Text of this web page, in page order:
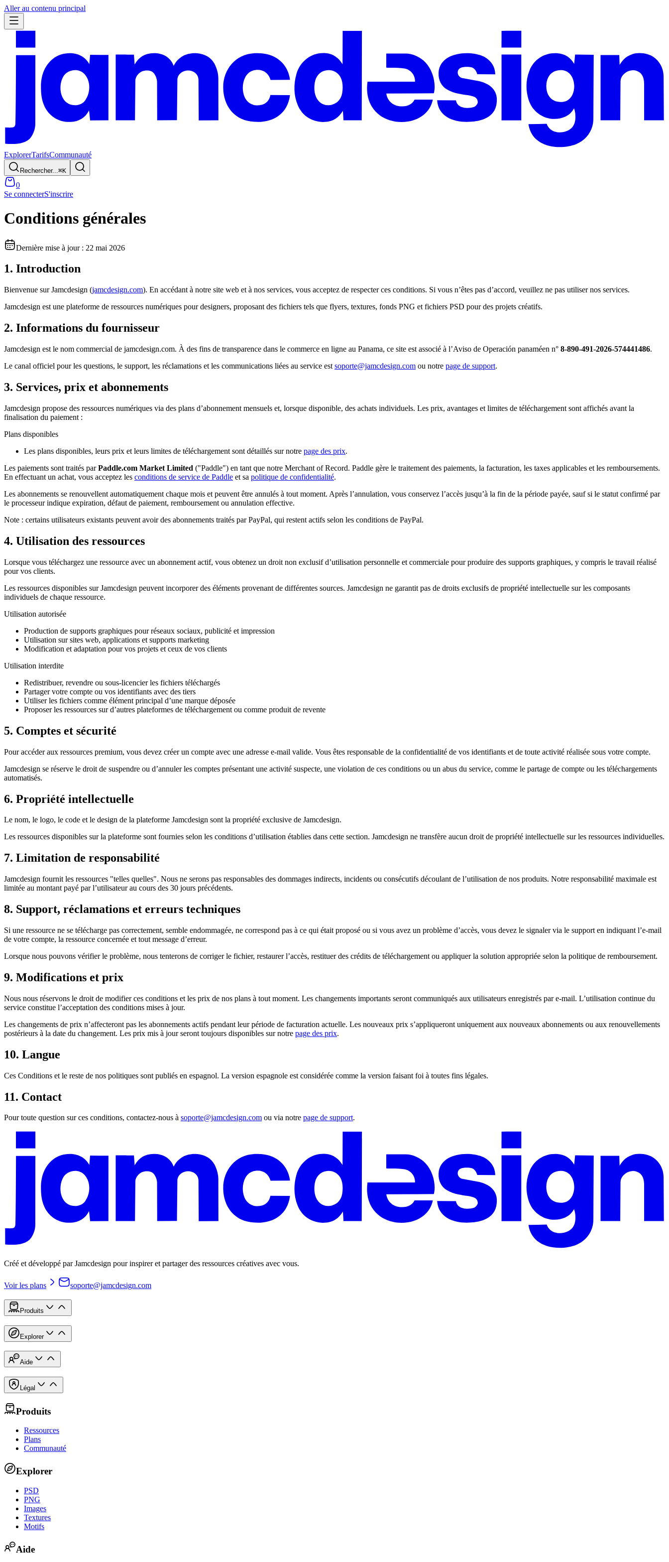
Aller au contenu principal
ExplorerTarifsCommunauté
Rechercher... ⌘K
0
Se connecterS'inscrire
Conditions générales
Dernière mise à jour : 22 mai 2026
1. Introduction
Bienvenue sur Jamcdesign (jamcdesign.com). En accédant à notre site web et à nos services, vous acceptez de respecter ces conditions. Si vous n’êtes pas d’accord, veuillez ne pas utiliser nos services.
Jamcdesign est une plateforme de ressources numériques pour designers, proposant des fichiers tels que flyers, textures, fonds PNG et fichiers PSD pour des projets créatifs.
2. Informations du fournisseur
Jamcdesign est le nom commercial de jamcdesign.com. À des fins de transparence dans le commerce en ligne au Panama, ce site est associé à l’Aviso de Operación panaméen n° 8-890-491-2026-574441486.
Le canal officiel pour les questions, le support, les réclamations et les communications liées au service est soporte@jamcdesign.com ou notre page de support.
3. Services, prix et abonnements
Jamcdesign propose des ressources numériques via des plans d’abonnement mensuels et, lorsque disponible, des achats individuels. Les prix, avantages et limites de téléchargement sont affichés avant la
finalisation du paiement :
Plans disponibles
Les plans disponibles, leurs prix et leurs limites de téléchargement sont détaillés sur notre page des prix.
Les paiements sont traités parPaddle.com Market Limited ("Paddle") en tant que notre Merchant of Record. Paddle gère le traitement des paiements, la facturation, les taxes applicables et les remboursements.
En effectuant un achat, vous acceptez les conditions de service de Paddle et sa politique de confidentialité.
Les abonnements se renouvellent automatiquement chaque mois et peuvent être annulés à tout moment. Après l’annulation, vous conservez l’accès jusqu’à la fin de la période payée, sauf si le statut confirmé par
le processeur indique expiration, défaut de paiement, remboursement ou annulation effective.
Note : certains utilisateurs existants peuvent avoir des abonnements traités par PayPal, qui restent actifs selon les conditions de PayPal.
4. Utilisation des ressources
Lorsque vous téléchargez une ressource avec un abonnement actif, vous obtenez un droit non exclusif d’utilisation personnelle et commerciale pour produire des supports graphiques, y compris le travail réalisé
pour vos clients.
Les ressources disponibles sur Jamcdesign peuvent incorporer des éléments provenant de différentes sources. Jamcdesign ne garantit pas de droits exclusifs de propriété intellectuelle sur les composants
individuels de chaque ressource.
Utilisation autorisée
Production de supports graphiques pour réseaux sociaux, publicité et impression
Utilisation sur sites web, applications et supports marketing
Modification et adaptation pour vos projets et ceux de vos clients
Utilisation interdite
Redistribuer, revendre ou sous-licencier les fichiers téléchargés
Partager votre compte ou vos identifiants avec des tiers
Utiliser les fichiers comme élément principal d’une marque déposée
Proposer les ressources sur d’autres plateformes de téléchargement ou comme produit de revente
5. Comptes et sécurité
Pour accéder aux ressources premium, vous devez créer un compte avec une adresse e-mail valide. Vous êtes responsable de la confidentialité de vos identifiants et de toute activité réalisée sous votre compte.
Jamcdesign se réserve le droit de suspendre ou d’annuler les comptes présentant une activité suspecte, une violation de ces conditions ou un abus du service, comme le partage de compte ou les téléchargements
automatisés.
6. Propriété intellectuelle
Le nom, le logo, le code et le design de la plateforme Jamcdesign sont la propriété exclusive de Jamcdesign.
Les ressources disponibles sur la plateforme sont fournies selon les conditions d’utilisation établies dans cette section. Jamcdesign ne transfère aucun droit de propriété intellectuelle sur les ressources individuelles.
7. Limitation de responsabilité
Jamcdesign fournit les ressources "telles quelles". Nous ne serons pas responsables des dommages indirects, incidents ou consécutifs découlant de l’utilisation de nos produits. Notre responsabilité maximale est
limitée au montant payé par l’utilisateur au cours des 30 jours précédents.
8. Support, réclamations et erreurs techniques
Si une ressource ne se télécharge pas correctement, semble endommagée, ne correspond pas à ce qui était proposé ou si vous avez un problème d’accès, vous devez le signaler via le support en indiquant l’e-mail
de votre compte, la ressource concernée et tout message d’erreur.
Lorsque nous pouvons vérifier le problème, nous tenterons de corriger le fichier, restaurer l’accès, restituer des crédits de téléchargement ou appliquer la solution appropriée selon la politique de remboursement.
9. Modifications et prix
Nous nous réservons le droit de modifier ces conditions et les prix de nos plans à tout moment. Les changements importants seront communiqués aux utilisateurs enregistrés par e-mail. L’utilisation continue du
service constitue l’acceptation des conditions mises à jour.
Les changements de prix n’affecteront pas les abonnements actifs pendant leur période de facturation actuelle. Les nouveaux prix s’appliqueront uniquement aux nouveaux abonnements ou aux renouvellements
postérieurs à la date du changement. Les prix mis à jour seront toujours disponibles sur notre page des prix.
10. Langue
Ces Conditions et le reste de nos politiques sont publiés en espagnol. La version espagnole est considérée comme la version faisant foi à toutes fins légales.
11. Contact
Pour toute question sur ces conditions, contactez-nous à soporte@jamcdesign.com ou via notre page de support.
Créé et développé par Jamcdesign pour inspirer et partager des ressources créatives avec vous.
Voir les plans soporte@jamcdesign.com
Produits
Explorer
Aide
Légal
Produits
Ressources
Plans
Communauté
Explorer
PSD
PNG
Images
Textures
Motifs
Aide